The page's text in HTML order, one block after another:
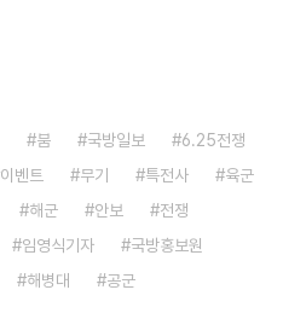
붐 국방일보
6.25전쟁
이벤트 무기 특전사
육군
해군 안보
전쟁
임영식기자
국방홍보원
해병대 공군